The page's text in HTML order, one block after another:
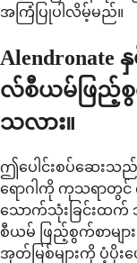
အကြံပြုပါလိမ့်မည်။
လ်စီယမ်ဖြည့်စွ
သလား။
ဤပေါင်းစပ်ဆေးသ
ရောဂါကို ကုသရာတွ
သောက်သုံးခြင်းထ
စီယမ် ဖြည့်စွက်စာမ
အုတ်မြစ်များကို ပံ့ပို